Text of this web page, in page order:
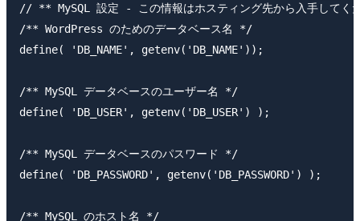
// ** MySQL 設定 - この情報はホスティング先から入手して
/** WordPress のためのデータベース名 */
define( 'DB_NAME', getenv('DB_NAME'));
/** MySQL データベースのユーザー名 */
define( 'DB_USER', getenv('DB_USER') );
/** MySQL データベースのパスワード */
define( 'DB_PASSWORD', getenv('DB_PASSWORD') );
/** MySQL のホスト名 */